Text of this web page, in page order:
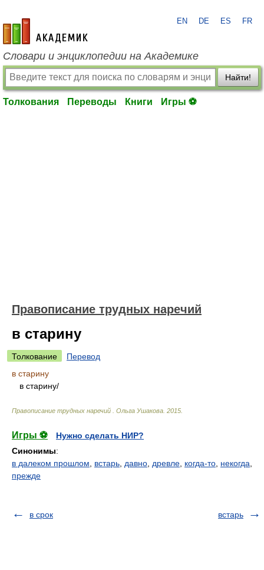
academic.ru
EN DE ES FR
Словари и энциклопедии на Академике
Найти!
Толкования Переводы Книги Игры ⚽
Правописание трудных наречий
в старину
Толкование
Перевод
в старину
в старину/
Правописание трудных наречий Ольга Ушакова 2015
Игры ⚽
Нужно сделать НИР?
Синонимы:
в далеком прошлом
встарь давно древле когда-то некогда
прежде
в срок встарь